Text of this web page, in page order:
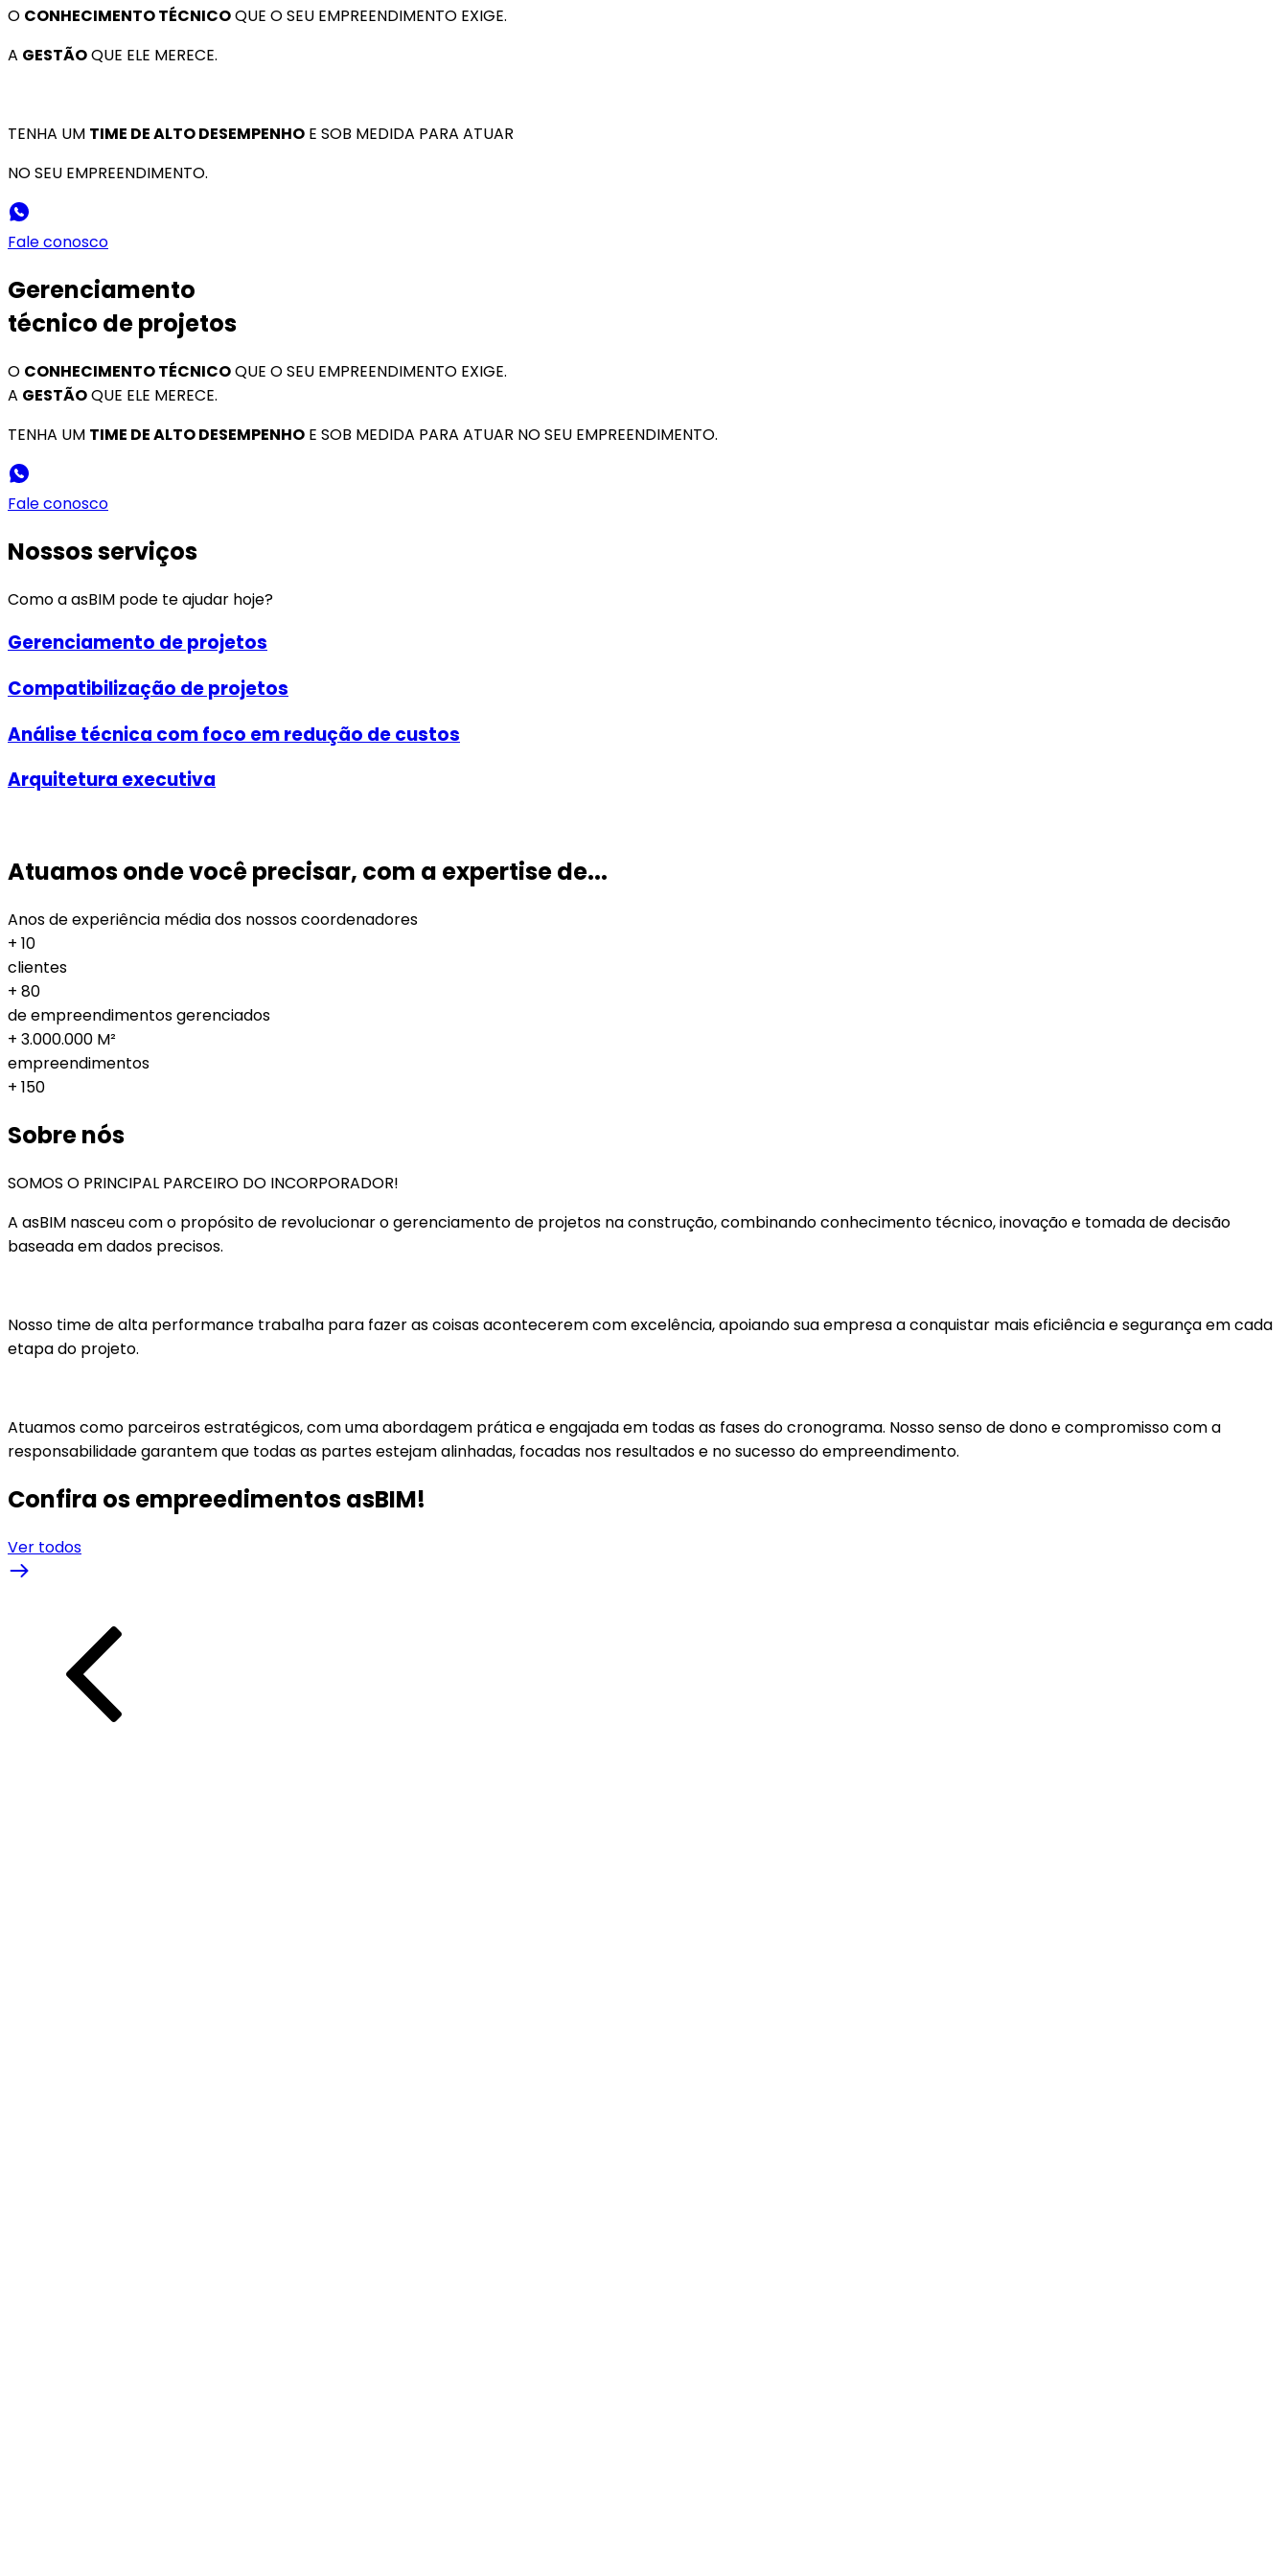
O CONHECIMENTO TÉCNICOQUE O SEU EMPREENDIMENTO EXIGE.
A GESTÃOQUE ELE MERECE.
TENHA UM TIME DE ALTO DESEMPENHO E SOB MEDIDA PARA ATUAR
NO SEU EMPREENDIMENTO.
Fale conosco
Gerenciamento
técnico de projetos
O CONHECIMENTO TÉCNICOQUE O SEU EMPREENDIMENTO EXIGE.
A GESTÃOQUE ELE MERECE.
TENHA UM TIME DE ALTO DESEMPENHO E SOB MEDIDA PARA ATUAR NO SEU EMPREENDIMENTO.
Fale conosco
Nossos serviços
Como a asBIM pode te ajudar hoje?
Gerenciamento de projetos
Compatibilização de projetos
Análise técnica com foco em redução de custos
Arquitetura executiva
Atuamos onde você precisar, com a expertise de...
Anos de experiência média dos nossos coordenadores
+ 10
clientes
+ 80
de empreendimentos gerenciados
+ 3.000.000 M²
empreendimentos
+ 150
Sobre nós
SOMOS O PRINCIPAL PARCEIRO DO INCORPORADOR!
A asBIM nasceu com o propósito de revolucionar o gerenciamento de projetos na construção, combinando conhecimento técnico, inovação e tomada de decisão
baseada em dados precisos.
Nosso time de alta performance trabalha para fazer as coisas acontecerem com excelência, apoiando sua empresa a conquistar mais eficiência e segurança em cada
etapa do projeto.
Atuamos como parceiros estratégicos, com uma abordagem prática e engajada em todas as fases do cronograma. Nosso senso de dono e compromisso com a
responsabilidade garantem que todas as partes estejam alinhadas, focadas nos resultados e no sucesso do empreendimento.
Confira os empreedimentos asBIM!
Ver todos